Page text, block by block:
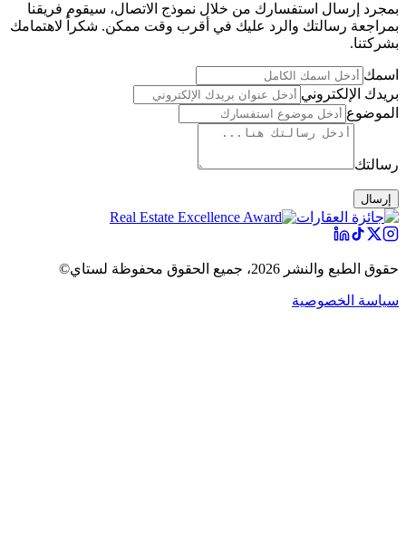
بمجرد إرسال استفسارك من خلال نموذج الاتصال، سيقوم فريقنا
بمراجعة رسالتك والرد عليك في أقرب وقت ممكن. شكراً لاهتمامك
بشركتنا.
اسمك
بريدك الإلكتروني
الموضوع
رسالتك
إرسال
حقوق الطبع والنشر 2026، جميع الحقوق محفوظة لستاي©
سياسة الخصوصية